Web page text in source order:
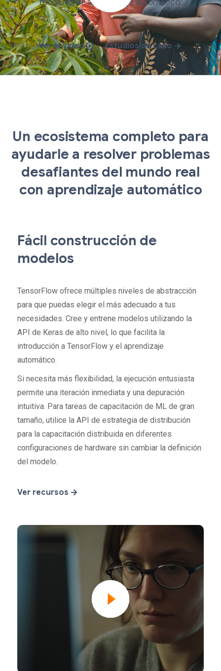
Ver el vídeo Estudios de caso
Un ecosistema completo para
ayudarle a resolver problemas
desafiantes del mundo real
con aprendizaje automático
Fácil construcción de
modelos
TensorFlow ofrece múltiples niveles de abstracción
para que puedas elegir el más adecuado a tus
necesidades. Cree y entrene modelos utilizando la
API de Keras de alto nivel, lo que facilita la
introducción a TensorFlow y el aprendizaje
automático.
Si necesita más flexibilidad, la ejecución entusiasta
permite una iteración inmediata y una depuración
intuitiva. Para tareas de capacitación de ML de gran
tamaño, utilice la API de estrategia de distribución
para la capacitación distribuida en diferentes
configuraciones de hardware sin cambiar la definición
del modelo.
Ver recursos